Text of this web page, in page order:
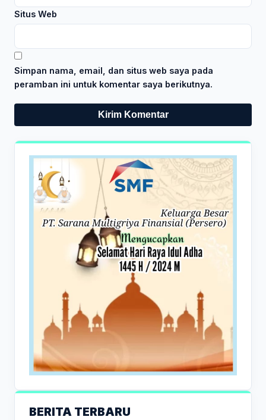
Situs Web
Simpan nama, email, dan situs web saya pada
peramban ini untuk komentar saya berikutnya.
BERITA TERBARU